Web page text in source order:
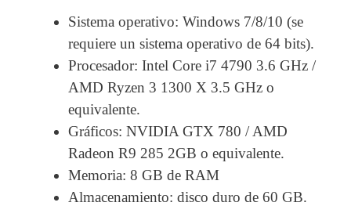
Sistema operativo: Windows 7/8/10 (se
requiere un sistema operativo de 64 bits).
Procesador: Intel Core i7 4790 3.6 GHz /
AMD Ryzen 3 1300 X 3.5 GHz o
equivalente.
Gráficos: NVIDIA GTX 780 / AMD
Radeon R9 285 2GB o equivalente.
Memoria: 8 GB de RAM
Almacenamiento: disco duro de 60 GB.